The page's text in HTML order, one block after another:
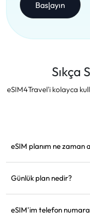
Başlayın
Sıkça
eSIM4Travel'i kolayca
eSIM planım ne zaman
Hareket etmeden önce
Günlük plan nedir?
kadar geçerli olur.
eSIM'im telefon